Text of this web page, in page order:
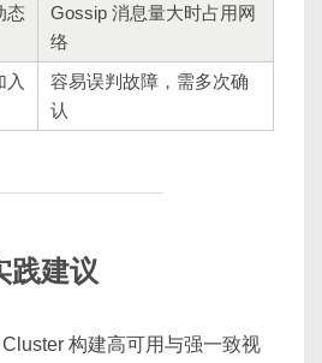
态
Gossip 消息量大时占用网
络
入
容易误判故障，需多次确
认
践建议
构建高可用与强一致视